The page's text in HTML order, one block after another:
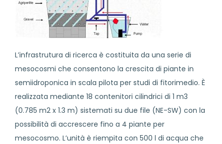
L’infrastrutura di ricerca è costituita da una serie di
mesocosmi che consentono la crescita di piante in
semiidroponica in scala pilota per studi di fitorimedio. È
realizzata mediante 18 contenitori cilindrici di 1 m3
(0.785 m2 x 1.3 m) sistemati su due file (NE-SW) con la
possibilità di accrescere fino a 4 piante per
mesocosmo. L’unità è riempita con 500 l di acqua che